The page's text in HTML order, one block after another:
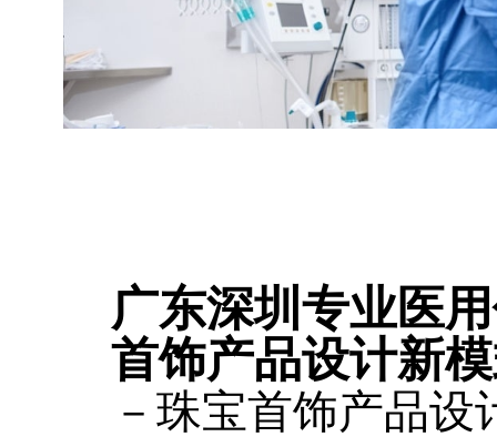
广东深圳专业医
首饰产品设计新
－珠宝首饰产品设